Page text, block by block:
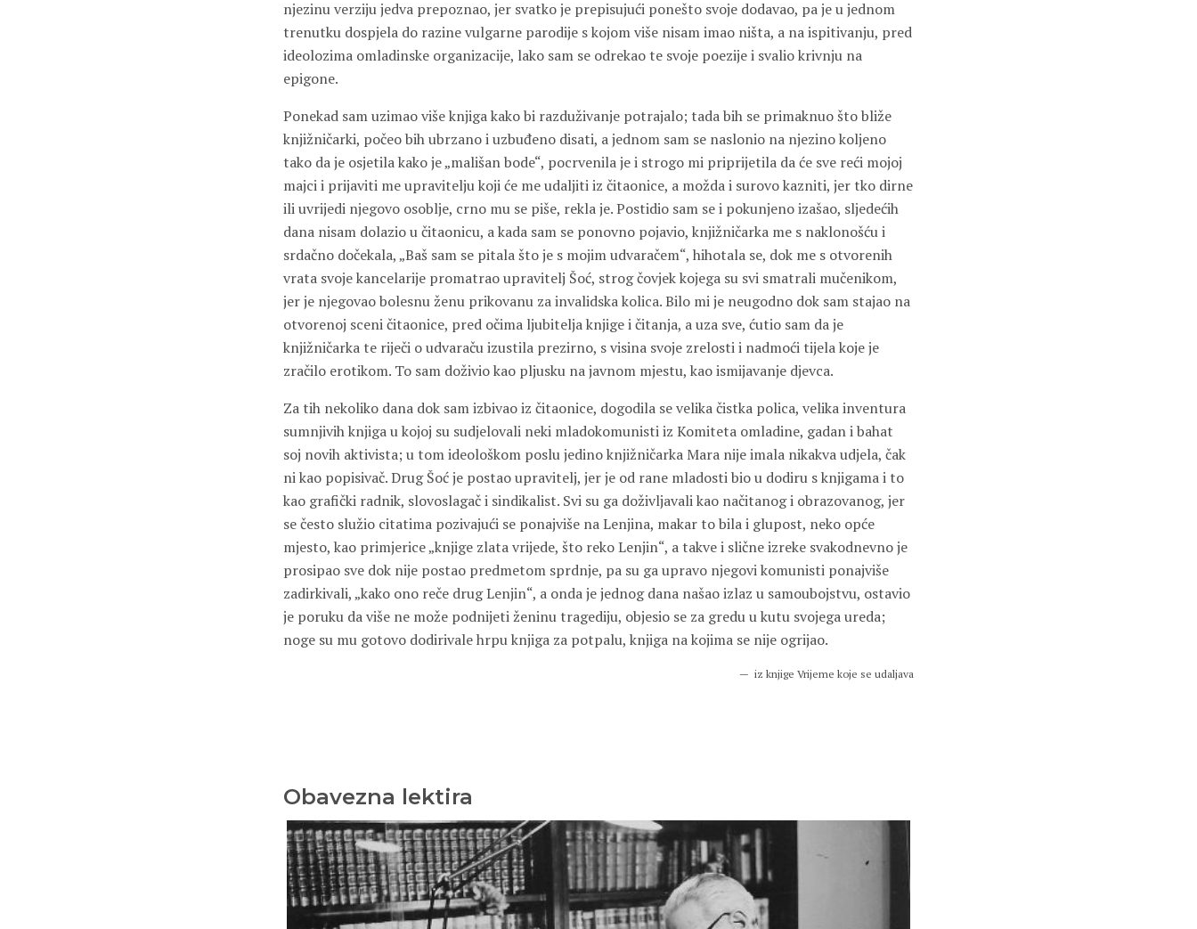
njezinu verziju jedva prepoznao, jer svatko je prepisujući ponešto svoje dodavao, pa je u jednom
trenutku dospjela do razine vulgarne parodije s kojom više nisam imao ništa, a na ispitivanju, pred
ideolozima omladinske organizacije, lako sam se odrekao te svoje poezije i svalio krivnju na
epigone.
Ponekad sam uzimao više knjiga kako bi razduživanje potrajalo; tada bih se primaknuo što bliže
knjižničarki, počeo bih ubrzano i uzbuđeno disati, a jednom sam se naslonio na njezino koljeno
tako da je osjetila kako je „mališan bode“, pocrvenila je i strogo mi priprijetila da će sve reći mojoj
majci i prijaviti me upravitelju koji će me udaljiti iz čitaonice, a možda i surovo kazniti, jer tko dirne
ili uvrijedi njegovo osoblje, crno mu se piše, rekla je. Postidio sam se i pokunjeno izašao, sljedećih
dana nisam dolazio u čitaonicu, a kada sam se ponovno pojavio, knjižničarka me s naklonošću i
srdačno dočekala, „Baš sam se pitala što je s mojim udvaračem“, hihotala se, dok me s otvorenih
vrata svoje kancelarije promatrao upravitelj Šoć, strog čovjek kojega su svi smatrali mučenikom,
jer je njegovao bolesnu ženu prikovanu za invalidska kolica. Bilo mi je neugodno dok sam stajao na
otvorenoj sceni čitaonice, pred očima ljubitelja knjige i čitanja, a uza sve, ćutio sam da je
knjižničarka te riječi o udvaraču izustila prezirno, s visina svoje zrelosti i nadmoći tijela koje je
zračilo erotikom. To sam doživio kao pljusku na javnom mjestu, kao ismijavanje djevca.
Za tih nekoliko dana dok sam izbivao iz čitaonice, dogodila se velika čistka polica, velika inventura
sumnjivih knjiga u kojoj su sudjelovali neki mladokomunisti iz Komiteta omladine, gadan i bahat
soj novih aktivista; u tom ideološkom poslu jedino knjižničarka Mara nije imala nikakva udjela, čak
ni kao popisivač. Drug Šoć je postao upravitelj, jer je od rane mladosti bio u dodiru s knjigama i to
kao grafički radnik, slovoslagač i sindikalist. Svi su ga doživljavali kao načitanog i obrazovanog, jer
se često služio citatima pozivajući se ponajviše na Lenjina, makar to bila i glupost, neko opće
mjesto, kao primjerice „knjige zlata vrijede, što reko Lenjin“, a takve i slične izreke svakodnevno je
prosipao sve dok nije postao predmetom sprdnje, pa su ga upravo njegovi komunisti ponajviše
zadirkivali, „kako ono reče drug Lenjin“, a onda je jednog dana našao izlaz u samoubojstvu, ostavio
je poruku da više ne može podnijeti ženinu tragediju, objesio se za gredu u kutu svojega ureda;
noge su mu gotovo dodirivale hrpu knjiga za potpalu, knjiga na kojima se nije ogrijao.
iz knjige Vrijeme koje se udaljava
Obavezna lektira